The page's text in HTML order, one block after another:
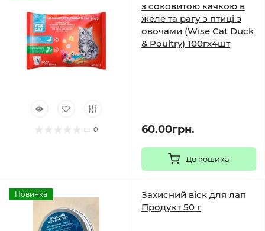
0
з соковитою качкою в
желе та рагу з птиці з
овочами (Wise Cat Duck
& Poultry) 100гх4шт
60.00грн.
До кошика
Новинка
Захисний віск для лап
Продукт 50 г